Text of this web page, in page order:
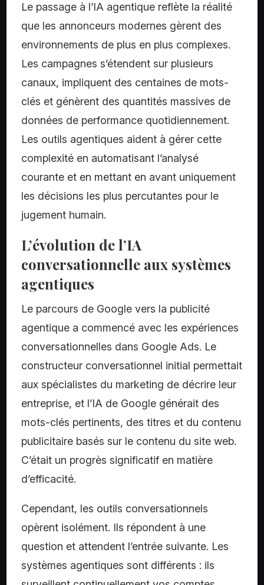
Le passage à l’IA agentique reflète la réalité
que les annonceurs modernes gèrent des
environnements de plus en plus complexes.
Les campagnes s’étendent sur plusieurs
canaux, impliquent des centaines de mots-
clés et génèrent des quantités massives de
données de performance quotidiennement.
Les outils agentiques aident à gérer cette
complexité en automatisant l’analysé
courante et en mettant en avant uniquement
les décisions les plus percutantes pour le
jugement humain.
L’évolution de l’IA
conversationnelle aux systèmes
agentiques
Le parcours de Google vers la publicité
agentique a commencé avec les expériences
conversationnelles dans Google Ads. Le
constructeur conversationnel initial permettait
aux spécialistes du marketing de décrire leur
entreprise, et l’IA de Google générait des
mots-clés pertinents, des titres et du contenu
publicitaire basés sur le contenu du site web.
C’était un progrès significatif en matière
d’efficacité.
Cependant, les outils conversationnels
opèrent isolément. Ils répondent à une
question et attendent l’entrée suivante. Les
systèmes agentiques sont différents : ils